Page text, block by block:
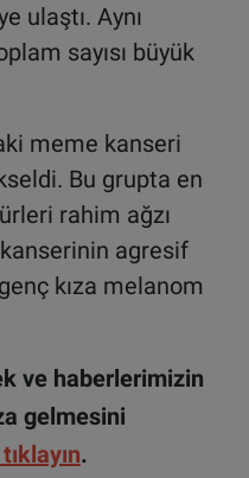
ulaştı. Aynı
sayısı büyük
meme kanseri
Bu grupta en
rahim ağzı
agresif
kıza melanom
ve haberlerimizin
gelmesini
.